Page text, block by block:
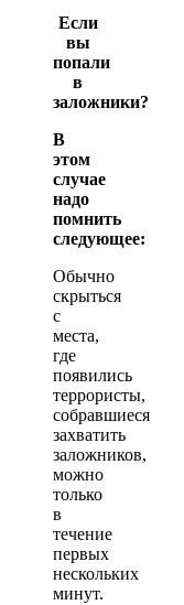
Если
вы
попали
в
заложники?
В
этом
случае
надо
помнить
следующее:
Обычно
скрыться
с
места,
где
появились
террористы,
собравшиеся
захватить
заложников,
можно
только
в
течение
первых
нескольких
минут.